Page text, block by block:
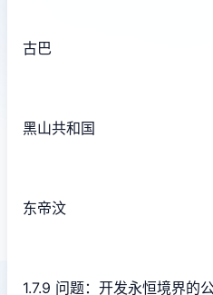
古巴
黑山共和国
东帝汶
1.7.9 问题：开发永恒境界的